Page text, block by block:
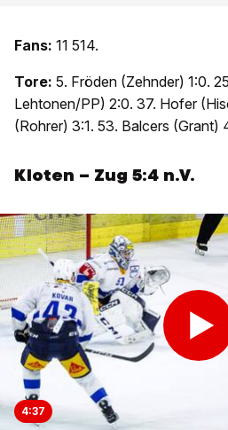
Fans: 11 514.
Tore: 5. Fröden (Zehnder) 1:0.
Lehtonen/PP) 2:0. 37. Hofer
(Rohrer) 3:1. 53. Balcers (Grant)
Kloten – Zug 5:4 n.V.
4:37